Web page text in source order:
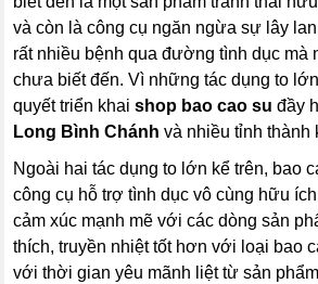
và còn là công cụ ngăn ngừa sự lây
rất nhiều bệnh qua đường tình dục mà
chưa biết đến. Vì những tác dụng to
quyết triển khaishop bao cao su đầy
Long Bình Chánhvà nhiều tỉnh thành
Ngoài hai tác dụng to lớn kể trên, bao
công cụ hỗ trợ tình dục vô cùng hữu
cảm xúc mạnh mẽ với các dòng sản
thích, truyền nhiệt tốt hơn với loại bao
với thời gian yêu mãnh liệt từ sản